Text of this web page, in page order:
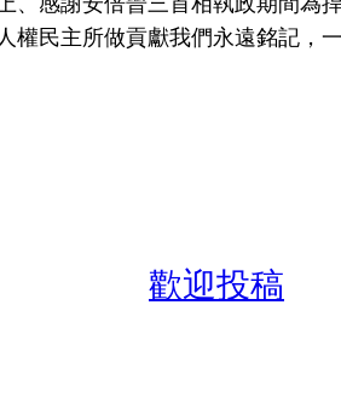
民主所做貢獻我們永遠銘記，一
歡迎投稿